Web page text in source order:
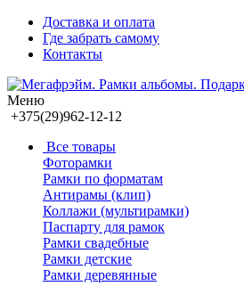
Доставка и оплата
Где забрать самому
Контакты
Меню
+375(29)962-12-12
Все товары
Фоторамки
Рамки по форматам
Антирамы (клип)
Коллажи (мультирамки)
Паспарту для рамок
Рамки свадебные
Рамки детские
Рамки деревянные